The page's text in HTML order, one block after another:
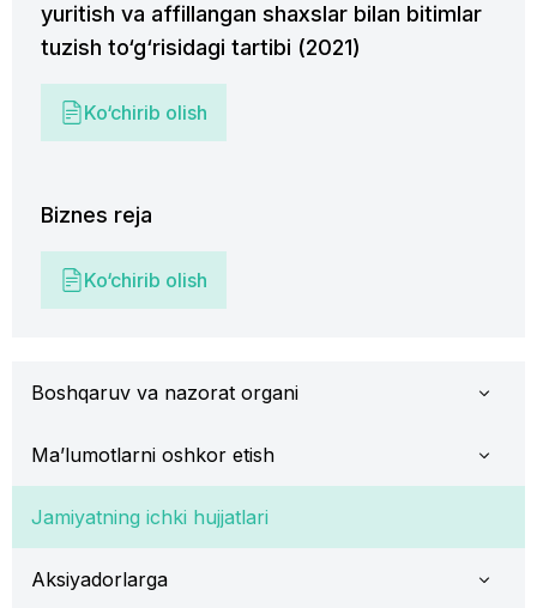
yuritish va affillangan shaxslar bilan bitimlar
tuzish to‘g‘risidagi tartibi (2021)
Ko‘chirib olish
Biznes reja
Ko‘chirib olish
Boshqaruv va nazorat organi
Ma’lumotlarni oshkor etish
Jamiyatning ichki hujjatlari
Aksiyadorlarga